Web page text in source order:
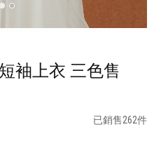
袖上衣 三色售
已銷售262件